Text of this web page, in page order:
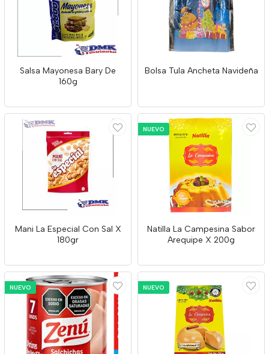
Salsa Mayonesa Bary De
160g
Bolsa Tula Ancheta Navideña
Mani La Especial Con Sal X
180gr
NUEVO
Natilla La Campesina Sabor
Arequipe X 200g
NUEVO NUEVO